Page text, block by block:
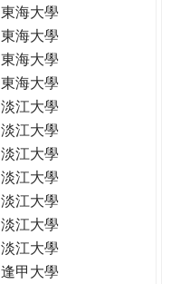
東海大學
東海大學
東海大學
東海大學
淡江大學
淡江大學
淡江大學
淡江大學
淡江大學
淡江大學
淡江大學
逢甲大學